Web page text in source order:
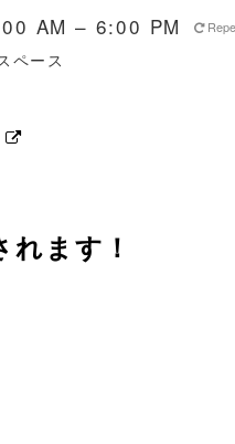
AM – 6:00 PM
ペース
れます！